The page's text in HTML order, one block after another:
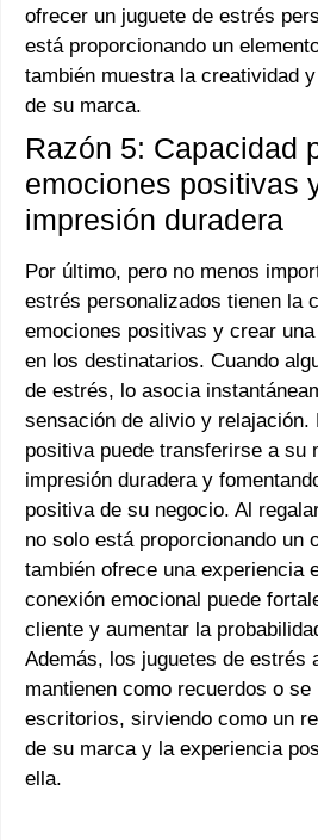
ofrecer un juguete de estrés
está proporcionando un
también muestra la creatividad
de su marca.
Razón 5: Capacidad
emociones positivas
impresión duradera
Por último, pero no menos
estrés personalizados tienen la
emociones positivas y crear
en los destinatarios. Cuando
de estrés, lo asocia
sensación de alivio y relajación.
positiva puede transferirse a su
impresión duradera y
positiva de su negocio. Al
no solo está proporcionando un
también ofrece una experiencia
conexión emocional puede
cliente y aumentar la
Además, los juguetes de estrés
mantienen como recuerdos o
escritorios, sirviendo como un
de su marca y la experiencia
ella.